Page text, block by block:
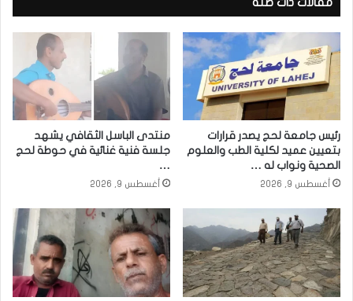
رئيس جامعة لحج يصدر قرارات
بتعيين عميد لكلية الطب والعلوم
الصحية ونواب له …
أغسطس 9, 2026
منتدى الباسل الثقافي يشهد
جلسة فنية غنائية في حوطة لحج
…
أغسطس 9, 2026